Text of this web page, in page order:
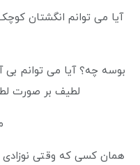
آیا می توانم انگشتان
بوسه چه؟ آیا می توانم بی
لطیف بر صورت
همان کسی که وقتی